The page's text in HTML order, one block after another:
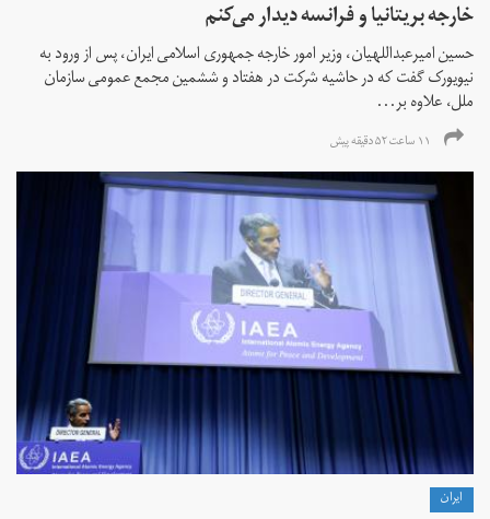
خارجه بریتانیا و فرانسه دیدار می‌کنم
حسین امیرعبداللهیان، وزیر امور خارجه جمهوری اسلامی ایران، پس از ورود به
نیویورک گفت که در حاشیه شرکت در هفتاد و ششمین مجمع عمومی سازمان
ملل، علاوه بر...
۱۱ ساعت ۵۲ دقیقه پیش
ايران